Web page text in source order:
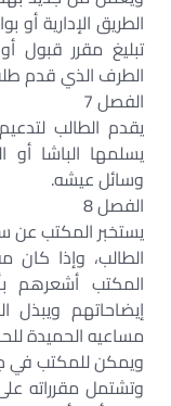
الطريق الإدارية
تبليغ مقرر قبول
الطرف الذي قدم
الفصل 7
يقدم الطالب
يسلمها الباشا أو
وسائل عيشه.
الفصل 8
يستخبر المكتب عن
الطالب، وإذا
المكتب أشعرهم
إيضاحاتهم
مساعيه الحميدة
ويمكن للمكتب في
وتشتمل مقرراته